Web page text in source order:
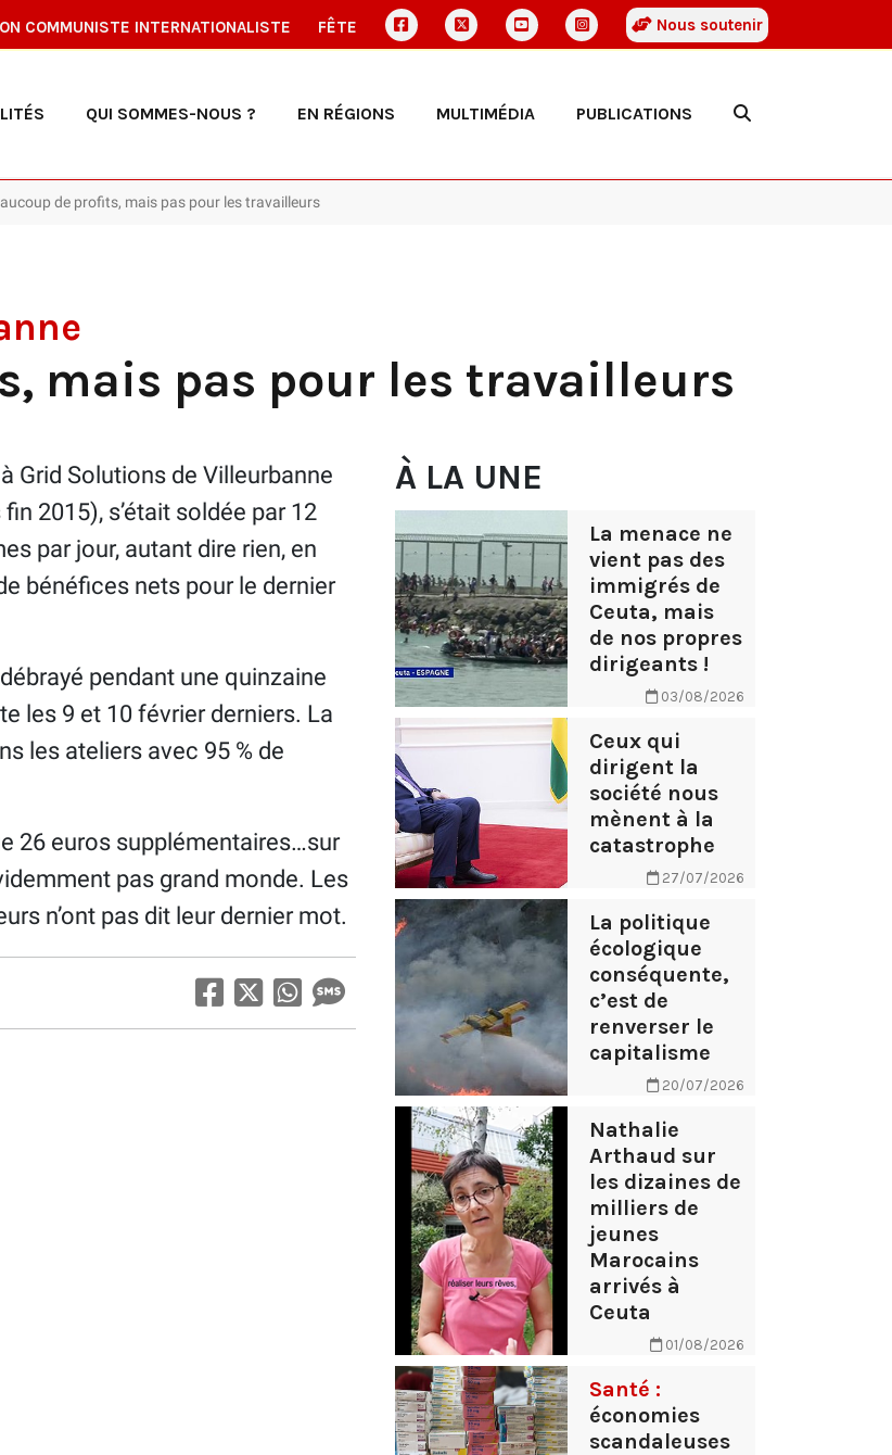
COMMUNISTE INTERNATIONALISTE FÊTE Nous soutenir
QUI SOMMES-NOUS ? EN RÉGIONS MULTIMÉDIA PUBLICATIONS
de profits, mais pas pour les travailleurs
mais pas pour les travailleurs
Solutions de Villeurbanne
2015), s’était soldée par 12
par jour, autant dire rien, en
bénéfices nets pour le dernier
pendant une quinzaine
les 9 et 10 février derniers. La
les ateliers avec 95 % de
26 euros supplémentaires…sur
pas grand monde. Les
n’ont pas dit leur dernier mot.
À LA UNE
La menace ne
vient pas des
immigrés de
Ceuta, mais
de nos propres
dirigeants !
03/08/2026
Ceux qui
dirigent la
société nous
mènent à la
catastrophe
27/07/2026
La politique
écologique
conséquente,
c’est de
renverser le
capitalisme
20/07/2026
Nathalie
Arthaud sur
les dizaines de
milliers de
jeunes
Marocains
arrivés à
Ceuta
01/08/2026
Santé :
économies
scandaleuses